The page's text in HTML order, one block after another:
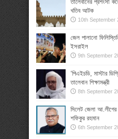
তালেবানের প্রশংসা
খতিব আটক
10th September
জেল পালানো
ইসরাইল
9th September
‘পিএইচডি, মাস্টার
তালেবান শিক্ষামন্ত্রী
8th September
সিলেট জেলা
শফিকুর রহমান
6th September